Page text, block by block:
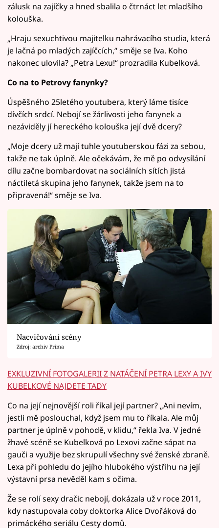
zálusk na zajíčky a hned sbalila o čtrnáct let mladšího
kolouška.
„Hraju sexuchtivou majitelku nahrávacího studia, která
je lačná po mladých zajíčcích,“ směje se Iva. Koho
nakonec ulovila? „Petra Lexu!“ prozradila Kubelková.
Co na to Petrovy fanynky?
Úspěšného 25letého youtubera, který láme tisíce
dívčích srdcí. Nebojí se žárlivosti jeho fanynek a
nezáviděly jí hereckého kolouška její dvě dcery?
„Moje dcery už mají tuhle youtuberskou fázi za sebou,
takže ne tak úplně. Ale očekávám, že mě po odvysílání
dílu začne bombardovat na sociálních sítích jistá
náctiletá skupina jeho fanynek, takže jsem na to
připravená!“ směje se Iva.
Nacvičování scény
Zdroj: archiv Prima
EXKLUZIVNÍ FOTOGALERII Z NATÁČENÍ PETRA LEXY A IVY
KUBELKOVÉ NAJDETE TADY
Co na její nejnovější roli říkal její partner? „Ani nevím,
jestli mě poslouchal, když jsem mu to říkala. Ale můj
partner je úplně v pohodě, v klidu,“ řekla Iva. V jedné
žhavé scéně se Kubelková po Lexovi začne sápat na
gauči a využije bez skrupulí všechny své ženské zbraně.
Lexa při pohledu do jejího hlubokého výstřihu na její
výstavní prsa nevěděl kam s očima.
Že se rolí sexy dračic nebojí, dokázala už v roce 2011,
kdy nastupovala coby doktorka Alice Dvořáková do
primáckého seriálu Cesty domů.